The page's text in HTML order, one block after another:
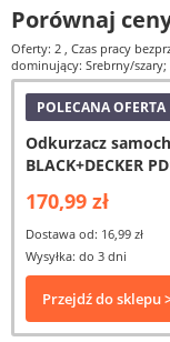
Porównaj
Oferty: 2 , Czas pracy
dominujący: Srebrny/szary;
POLECANA OFERTA
Odkurzacz
BLACK+DECKER
170,99 zł
Dostawa od: 16,99 zł
Wysyłka: do 3 dni
Przejdź do sklepu